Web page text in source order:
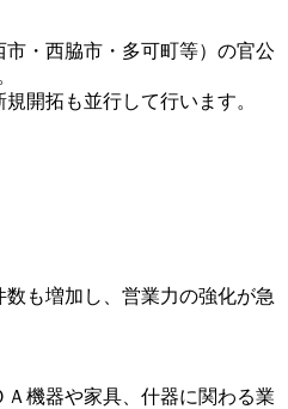
・西脇市・多可町等）の官公
開拓も並行して行います。
も増加し、営業力の強化が急
機器や家具、什器に関わる業